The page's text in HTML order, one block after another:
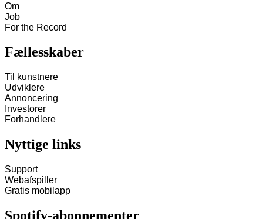
Om
Job
For the Record
Fællesskaber
Til kunstnere
Udviklere
Annoncering
Investorer
Forhandlere
Nyttige links
Support
Webafspiller
Gratis mobilapp
Spotify-abonnementer